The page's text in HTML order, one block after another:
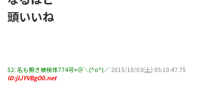
頭いいね
52: 名も無き被検体774号+＠＼(^o^)／ 2015/10/03(土) 05:10:47.75
ID:jlJYVBgO0.net